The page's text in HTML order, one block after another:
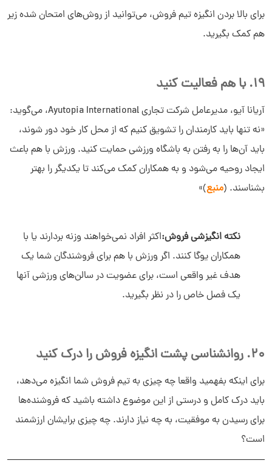
برای بالا بردن انگیزه تیم فروش، می‌توانید از روش‌های امتحان شده زیر
هم کمک بگیرید.
19. با هم فعالیت کنید
آریانا آیو، مدیرعامل شرکت تجاری Ayutopia International، می‌گوید:
«نه‌ تنها باید کارمندان را تشویق کنیم که از محل کار خود دور شوند،
باید آن‌ها را به رفتن به باشگاه ورزشی حمایت کنید. ورزش با هم باعث
ایجاد روحیه می‌شود و به همکاران کمک می‌کند تا یکدیگر را بهتر
بشناسند. (منبع)»
نکته انگیزشی فروش:اکثر افراد نمی‌خواهند وزنه‌ بردارند یا با
همکاران یوگا کنند. اگر ورزش با هم برای فروشندگان شما یک
هدف غیر واقعی است، برای عضویت در سالن‌های ورزشی آنها
یک فصل خاص را در نظر بگیرید.
20. روانشناسی پشت انگیزه فروش را درک کنید
برای اینکه بفهمید واقعا چه چیزی به تیم فروش شما انگیزه می‌دهد،
باید درک کامل و درستی از این موضوع داشته باشید که فروشنده‌ها
برای رسیدن به موفقیت، به چه نیاز دارند. چه چیزی برایشان ارزشمند
است؟